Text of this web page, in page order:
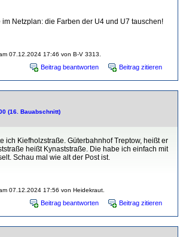
im Netzplan: die Farben der U4 und U7 tauschen!
07.12.2024 17:46 von B-V 3313.
Beitrag beantworten Beitrag zitieren
(16. Bauabschnitt)
ich Kiefholzstraße. Güterbahnhof Treptow, heißt er
heißt Kynaststraße. Die habe ich einfach mit
Schau mal wie alt der Post ist.
07.12.2024 17:56 von Heidekraut.
Beitrag beantworten Beitrag zitieren